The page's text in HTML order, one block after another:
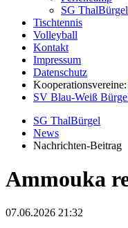
SG
Tischtennis
Volleyball
Kontakt
Impressum
Datenschutz
Kooperationsvereine:
SV Blau-Weiß
SG ThalBürgel
News
Nachrichten-Beitrag
Ammouka
07.06.2026 21:32